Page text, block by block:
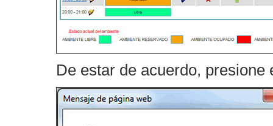
De estar de acuerdo, presione